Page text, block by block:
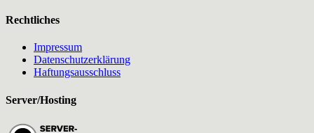
Rechtliches
Impressum
Datenschutzerklärung
Haftungsausschluss
Server/Hosting